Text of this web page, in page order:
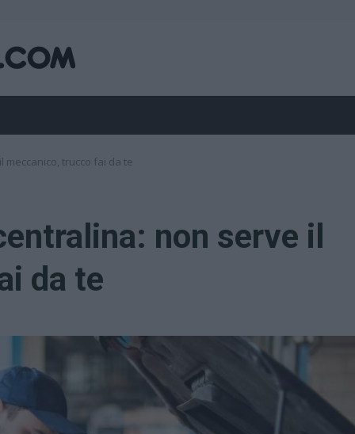
trucco fai da te
non serve il
da te